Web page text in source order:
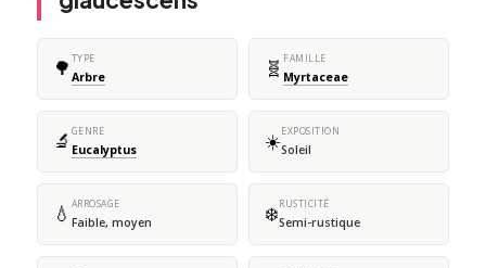
🌳 TYPE
Arbre 🧬 FAMILLE
Myrtaceae
🔬 GENRE
Eucalyptus ☀️EXPOSITION
Soleil
💧 ARROSAGE
Faible, moyen ❄️RUSTICITÉ
Semi-rustique